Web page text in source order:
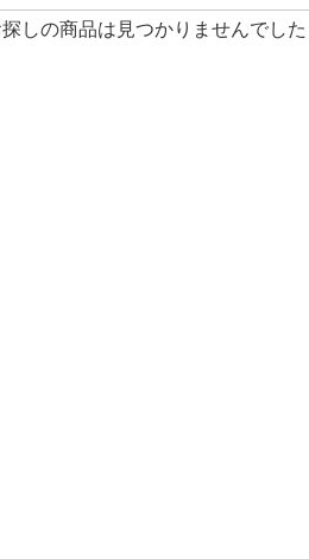
しの商品は見つかりませんでした